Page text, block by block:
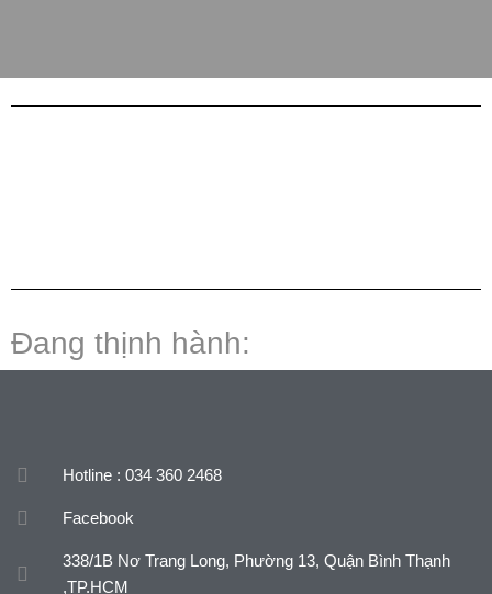
Đang thịnh hành:
Hotline : 034 360 2468
Facebook
338/1B Nơ Trang Long, Phường 13, Quận Bình Thạnh
,TP.HCM